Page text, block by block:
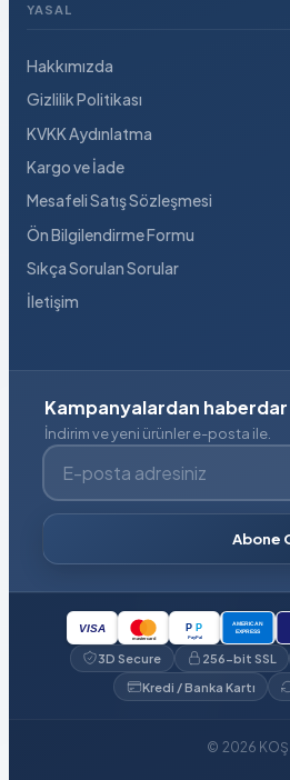
YASAL
Hakkımızda
Gizlilik Politikası
KVKK Aydınlatma
Kargo ve İade
Mesafeli Satış Sözleşmesi
Ön Bilgilendirme Formu
Sıkça Sorulan Sorular
İletişim
Kampanyalardan haberdar
İndirim ve yeni ürünler e-posta ile.
E-posta adresiniz
Abone
VISA
mastercard
P P
PayPal
AMERICAN
EXPRESS
3D Secure 256-bit SSL
Kredi / Banka Kartı
© 2026